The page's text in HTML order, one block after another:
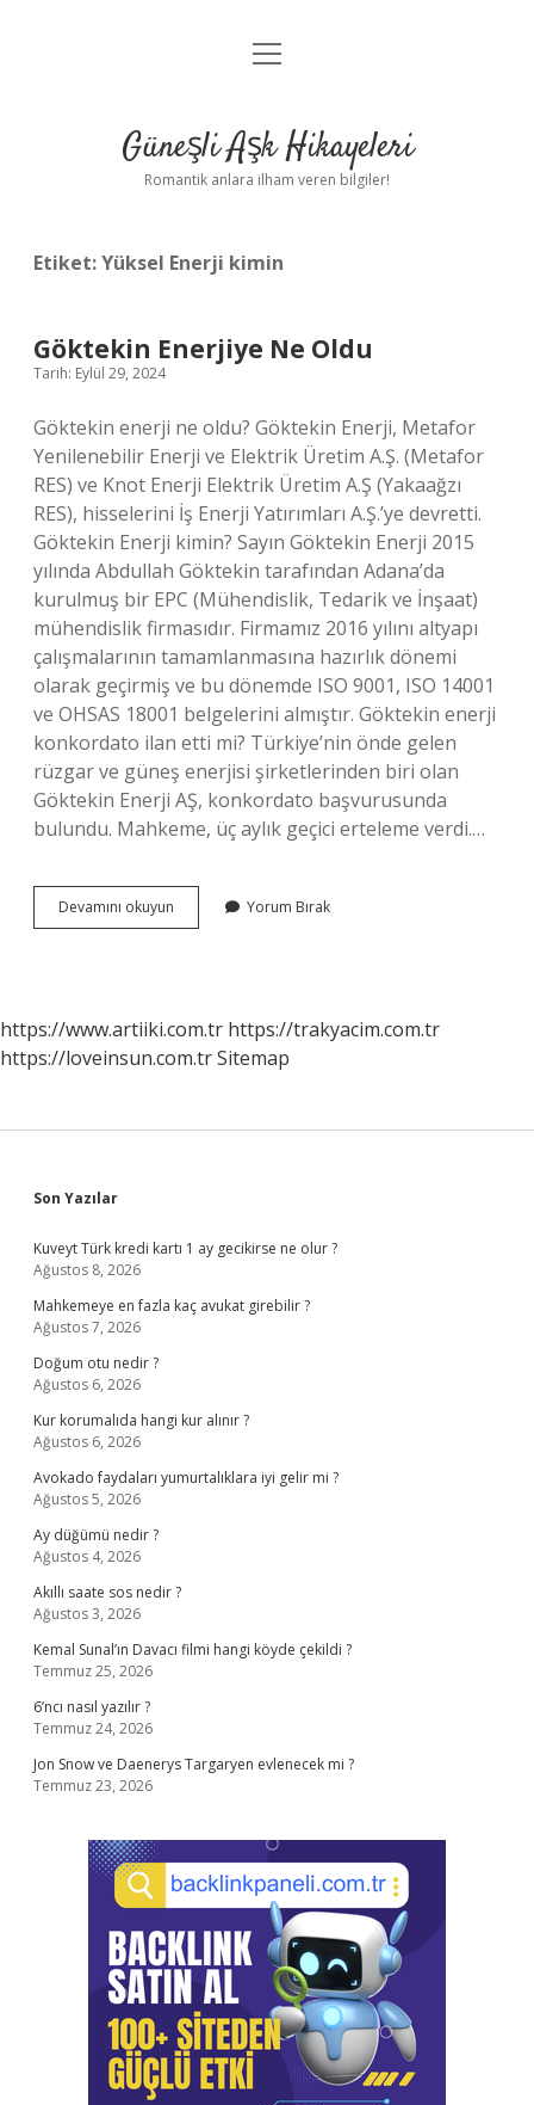
Anasayfa
Yasal Uyarı
menüyü
Güneşli Aşk Hikayeleri
Romantik anlara ilham veren bilgiler!
Etiket:Yüksel Enerji kimin
Göktekin Enerjiye Ne Oldu
Tarih: Eylül 29, 2024
Göktekin enerji ne oldu? Göktekin Enerji, Metafor
Yenilenebilir Enerji ve Elektrik Üretim A.Ş. (Metafor
RES) ve Knot Enerji Elektrik Üretim A.Ş (Yakaağzı
RES), hisselerini İş Enerji Yatırımları A.Ş.’ye devretti.
Göktekin Enerji kimin? Sayın Göktekin Enerji 2015
yılında Abdullah Göktekin tarafından Adana’da
kurulmuş bir EPC (Mühendislik, Tedarik ve İnşaat)
mühendislik firmasıdır. Firmamız 2016 yılını altyapı
çalışmalarının tamamlanmasına hazırlık dönemi
olarak geçirmiş ve bu dönemde ISO 9001, ISO 14001
ve OHSAS 18001 belgelerini almıştır. Göktekin enerji
konkordato ilan etti mi? Türkiye’nin önde gelen
rüzgar ve güneş enerjisi şirketlerinden biri olan
Göktekin Enerji AŞ, konkordato başvurusunda
bulundu. Mahkeme, üç aylık geçici erteleme verdi.…
Devamını okuyun Göktekin
Enerjiye
Yorum Bırak
https://www.artiiki.com.tr https://trakyacim.com.tr
https://loveinsun.com.trSitemap
Sidebar
Son Yazılar
Kuveyt Türk kredi kartı 1 ay gecikirse ne olur ?
Ağustos 8, 2026
Mahkemeye en fazla kaç avukat girebilir ?
Ağustos 7, 2026
Doğum otu nedir ?
Ağustos 6, 2026
Kur korumalıda hangi kur alınır ?
Ağustos 6, 2026
Avokado faydaları yumurtalıklara iyi gelir mi ?
Ağustos 5, 2026
Ay düğümü nedir ?
Ağustos 4, 2026
Akıllı saate sos nedir ?
Ağustos 3, 2026
Kemal Sunal’ın Davacı filmi hangi köyde çekildi ?
Temmuz 25, 2026
6’ncı nasıl yazılır ?
Temmuz 24, 2026
Jon Snow ve Daenerys Targaryen evlenecek mi ?
Temmuz 23, 2026